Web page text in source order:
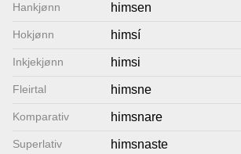
Hankjønn himsen
Hokjønn himsí
Inkjekjønn himsi
Fleirtal himsne
Komparativ himsnare
Superlativ himsnaste
Kontakt
oss